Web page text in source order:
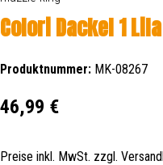
Colori Dackel 1 Lila
Produktnummer: MK-08267
Regulärer Preis:
46,99 €
Preise inkl. MwSt. zzgl.